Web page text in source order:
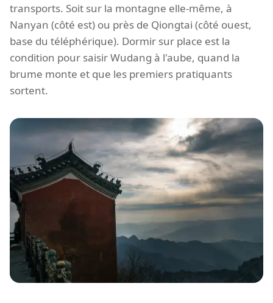
transports. Soit sur la montagne elle-même, à
Nanyan (côté est) ou près de Qiongtai (côté ouest,
base du téléphérique). Dormir sur place est la
condition pour saisir Wudang à l'aube, quand la
brume monte et que les premiers pratiquants
sortent.